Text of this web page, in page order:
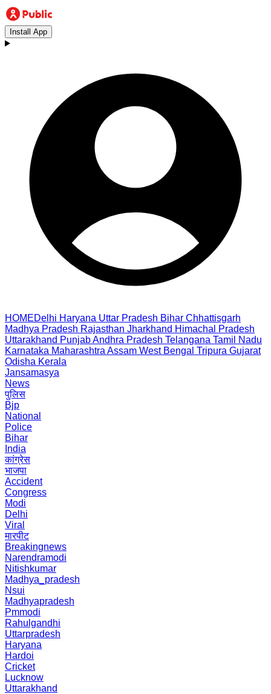
Install App
HOMEDelhi Haryana Uttar Pradesh Bihar Chhattisgarh
Madhya Pradesh Rajasthan Jharkhand Himachal Pradesh
Uttarakhand PunjabAndhra Pradesh Telangana Tamil Nadu
Karnataka Maharashtra Assam West Bengal Tripura Gujarat
Odisha Kerala
Jansamasya
News
पुलिस
Bjp
National
Police
Bihar
India
कांग्रेस
भाजपा
Accident
Congress
Modi
Delhi
Viral
मारपीट
Breakingnews
Narendramodi
Nitishkumar
Madhya_pradesh
Nsui
Madhyapradesh
Pmmodi
Rahulgandhi
Uttarpradesh
Haryana
Hardoi
Cricket
Lucknow
Uttarakhand